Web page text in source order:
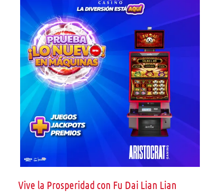
Vive la Prosperidad con Fu Dai Lian Lian